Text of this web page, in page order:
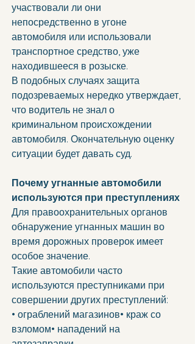
участвовали ли они
непосредственно в угоне
автомобиля или использовали
транспортное средство, уже
находившееся в розыске.
В подобных случаях защита
подозреваемых нередко утверждает,
что водитель не знал о
криминальном происхождении
автомобиля. Окончательную оценку
ситуации будет давать суд.
Почему угнанные автомобили
используются при преступлениях
Для правоохранительных органов
обнаружение угнанных машин во
время дорожных проверок имеет
особое значение.
Такие автомобили часто
используются преступниками при
совершении других преступлений:
• ограблений магазинов• краж со
взломом• нападений на